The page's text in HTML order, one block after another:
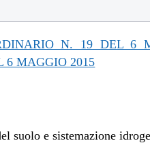
N. 19 DEL 6
6 MAGGIO 2015
suolo e sistemazione